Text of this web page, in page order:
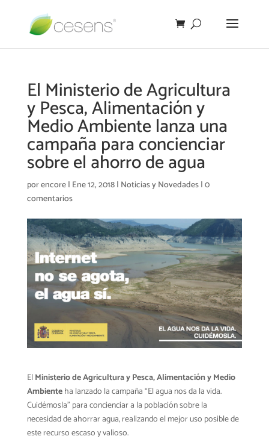
El Ministerio de Agricultura
y Pesca, Alimentación y
Medio Ambiente lanza una
campaña para concienciar
sobre el ahorro de agua
porencore| Ene 12, 2018| Noticias y Novedades|0
comentarios
El Ministerio de Agricultura y Pesca, Alimentación y Medio
Ambienteha lanzado la campaña “El agua nos da la vida.
Cuidémosla” para concienciar a la población sobre la
necesidad de ahorrar agua, realizando el mejor uso posible de
este recurso escaso y valioso.